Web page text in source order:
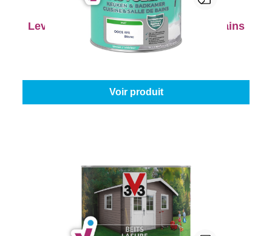
Levis EasyClean Cuisine & Salle de Bains
Couleur (Levis):Blanc| Contenu:
Voir produit